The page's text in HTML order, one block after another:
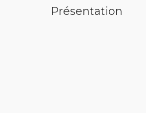
Présentation